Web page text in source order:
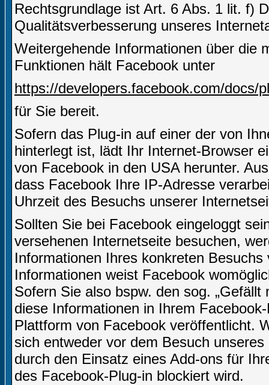
Rechtsgrundlage ist Art. 6 Abs. 1 lit. f)
Qualitätsverbesserung unseres
Weitergehende Informationen über die
Funktionen hält Facebook unter
https://developers.facebook.com/docs/
für Sie bereit.
Sofern das Plug-in auf einer der von
hinterlegt ist, lädt Ihr Internet-Browser
von Facebook in den USA herunter.
dass Facebook Ihre IP-Adresse
Uhrzeit des Besuchs unserer
Sollten Sie bei Facebook eingeloggt
versehenen Internetseite besuchen,
Informationen Ihres konkreten
Informationen weist Facebook
Sofern Sie also bspw. den sog.
diese Informationen in Ihrem
Plattform von Facebook veröffentlicht.
sich entweder vor dem Besuch
durch den Einsatz eines Add-ons für
des Facebook-Plug-in blockiert wird.